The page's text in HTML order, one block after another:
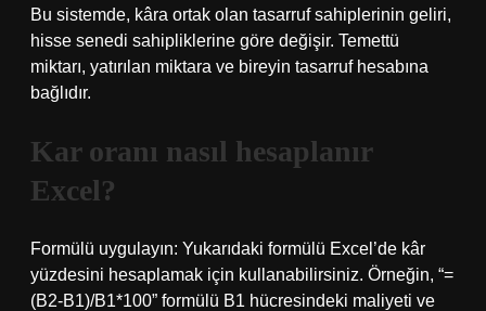
Bu sistemde, kâra ortak olan tasarruf sahiplerinin geliri,
hisse senedi sahipliklerine göre değişir. Temettü
miktarı, yatırılan miktara ve bireyin tasarruf hesabına
bağlıdır.
Kar oranı nasıl hesaplanır
Excel?
Formülü uygulayın: Yukarıdaki formülü Excel’de kâr
yüzdesini hesaplamak için kullanabilirsiniz. Örneğin, “=
(B2-B1)/B1*100” formülü B1 hücresindeki maliyeti ve